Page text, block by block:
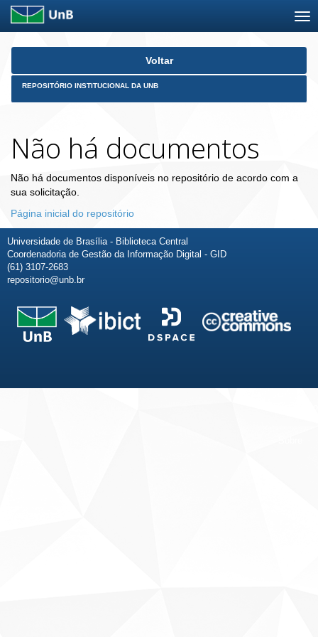
Skip
Voltar
REPOSITÓRIO INSTITUCIONAL DA UNB
Não há documentos
Não há documentos disponíveis no repositório de acordo com a
sua solicitação.
Página inicial do repositório
Universidade de Brasília - Biblioteca Central
Coordenadoria de Gestão da Informação Digital - GID
(61) 3107-2683
repositorio@unb.br